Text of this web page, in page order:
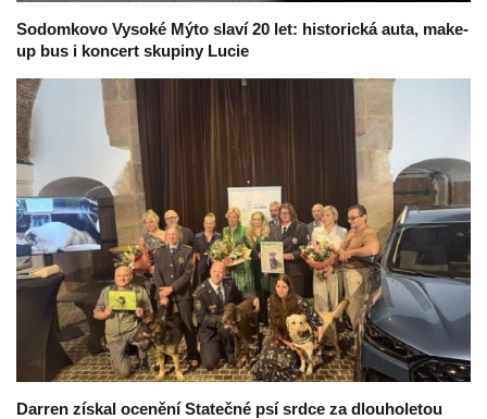
Sodomkovo Vysoké Mýto slaví 20 let: historická auta, make-
up bus i koncert skupiny Lucie
Darren získal ocenění Statečné psí srdce za dlouholetou